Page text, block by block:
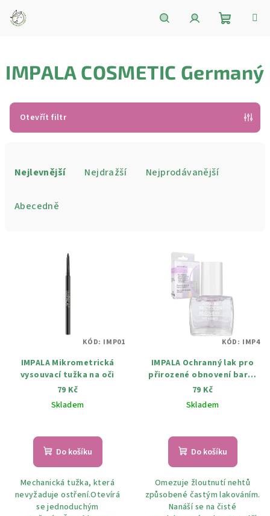
obsah
košík
IMPALA COSMETIC Germaný
Otevřít filtr
Nejlevnější Nejdražší Nejprodávanější
Abecedně
IMPALA Mikrometrická
vysouvací tužka na oči
79 Kč
Skladem
Do košíku
Mechanická tužka, která
nevyžaduje ostření.Otevírá
se jednoduchým
KÓD: IMP01
IMPALA Ochranný lak pro
přirozené obnovení barvy
nehtů 12 ml
79 Kč
Skladem
Do košíku
Omezuje žloutnutí nehtů
způsobené častým lakováním.
Nanáší se na čisté
KÓD: IMP4